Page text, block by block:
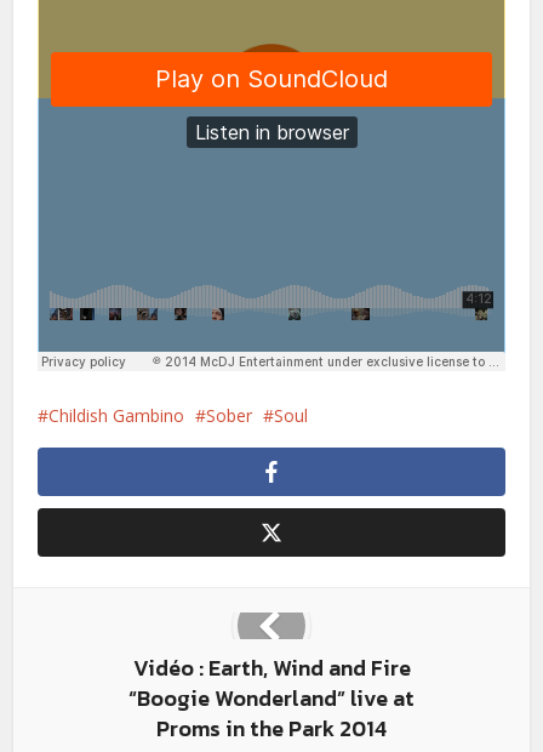
Childish Gambino Sober Soul
Vidéo : Earth, Wind and Fire
“Boogie Wonderland” live at
Proms in the Park 2014